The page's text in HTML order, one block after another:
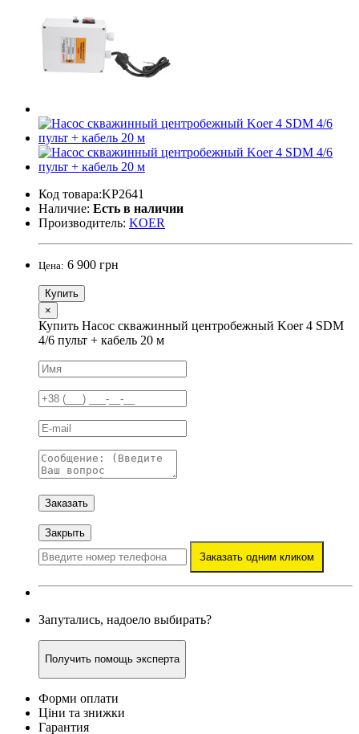
Код товара:KP2641
Наличие: Есть в наличии
Производитель: KOER
Цена: 6 900 грн
Купить
×
Купить Насос скважинный центробежный Koer 4 SDM
4/6 пульт + кабель 20 м
Заказать
Закрыть
Заказать одним кликом
Запутались, надоело выбирать?
Получить помощь эксперта
Форми оплати
Ціни та знижки
Гарантия